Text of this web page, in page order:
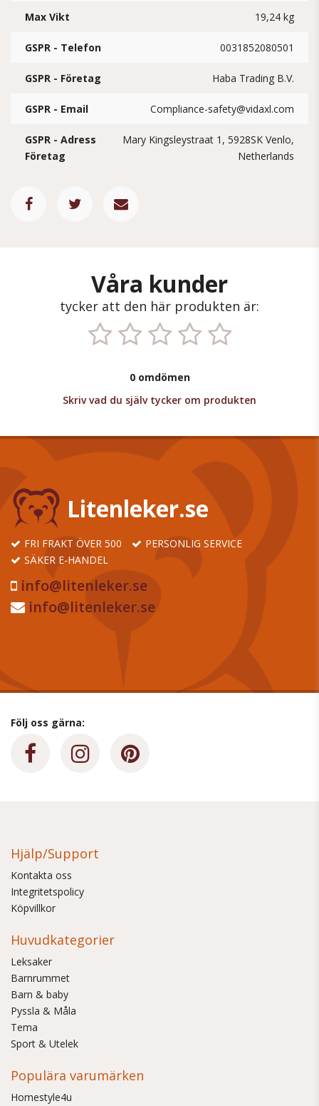
Max Vikt 19,24 kg
GSPR - Telefon 0031852080501
GSPR - Företag Haba Trading B.V.
GSPR - Email Compliance-safety@vidaxl.com
GSPR - Adress
Företag
Mary Kingsleystraat 1, 5928SK Venlo,
Netherlands
Våra kunder
tycker att den här produkten är:
0 omdömen
Skriv vad du själv tycker om produkten
Litenleker.se
FRI FRAKT ÖVER 500
PERSONLIG SERVICE
SÄKER E-HANDEL
info@litenleker.se
info@litenleker.se
Följ oss gärna:
Hjälp/Support
Kontakta oss
Integritetspolicy
Köpvillkor
Huvudkategorier
Leksaker
Barnrummet
Barn & baby
Pyssla & Måla
Tema
Sport & Utelek
Populära varumärken
Homestyle4u